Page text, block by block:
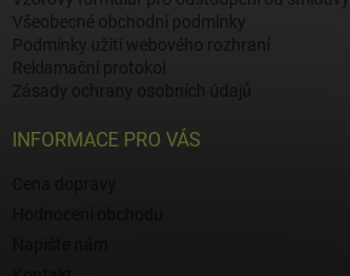
Všeobecné obchodní podmínky
Podmínky užití webového rozhraní
Reklamační protokol
Zásady ochrany osobních údajů
INFORMACE PRO VÁS